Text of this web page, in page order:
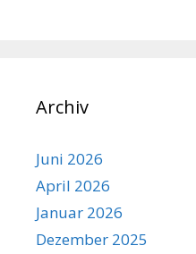
Archiv
Juni 2026
April 2026
Januar 2026
Dezember 2025